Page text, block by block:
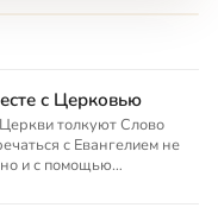
с Церковью
толкуют Слово
с Евангелием не
и с помощью